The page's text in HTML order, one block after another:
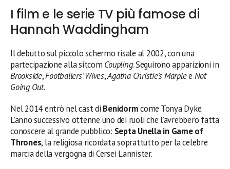
I film e le serie TV più famose di
Hannah Waddingham
Il debutto sul piccolo schermo risale al 2002, con una
partecipazione alla sitcom Coupling. Seguirono apparizioni in
Brookside,Footballers’ Wives,Agatha Christie’s Marplee Not
Going Out.
Nel 2014 entrò nel cast di Benidormcome Tonya Dyke.
L’anno successivo ottenne uno dei ruoli che l’avrebbero fatta
conoscere al grande pubblico: Septa Unella in Game of
Thrones, la religiosa ricordata soprattutto per la celebre
marcia della vergogna di Cersei Lannister.